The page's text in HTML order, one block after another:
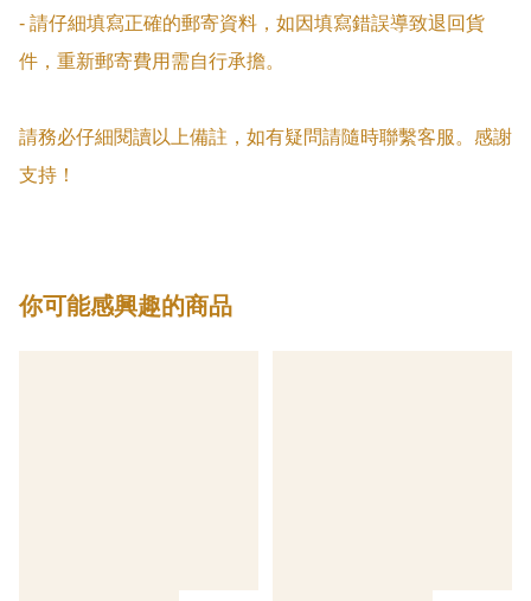
- 請仔細填寫正確的郵寄資料，如因填寫錯誤導致退回貨
件，重新郵寄費用需自行承擔。
請務必仔細閱讀以上備註，如有疑問請隨時聯繫客服。感謝
支持！
你可能感興趣的商品